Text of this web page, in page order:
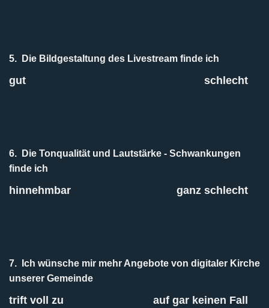
5. Die Bildgestaltung des Livestream finde ich
gut schlecht
6.
Die Tonqualität und Lautstärke - Schwankungen
finde ich
hinnehmbar ganz schlecht
7.
Ich wünsche mir mehr Angebote von digitaler Kirche
unserer Gemeinde
trift voll zu auf gar keinen Fall